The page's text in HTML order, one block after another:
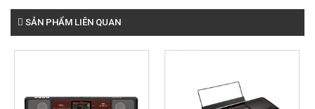
SẢN PHẨM LIÊN QUAN